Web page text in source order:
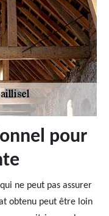
pour
ne peut pas assurer
obtenu peut être loin